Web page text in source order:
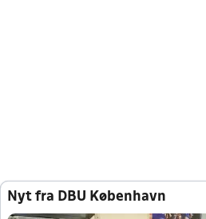
Nyt fra DBU København